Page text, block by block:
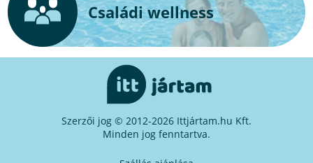
Családi wellness
Szerzői jog © 2012-2026 Ittjártam.hu Kft.
Minden jog fenntartva.